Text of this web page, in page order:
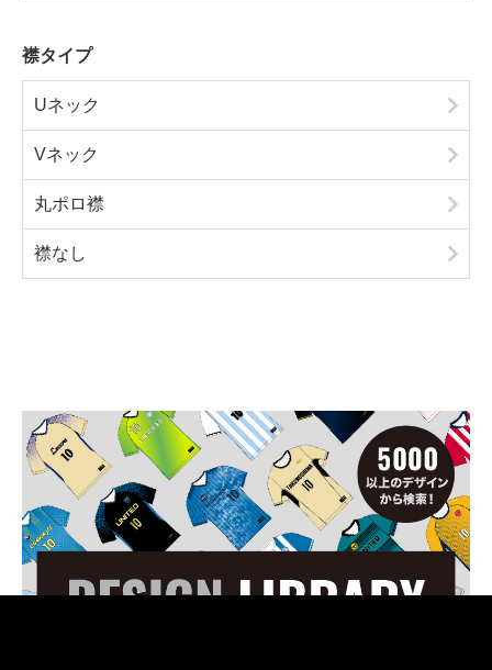
襟タイプ
Uネック
Vネック
丸ポロ襟
襟なし